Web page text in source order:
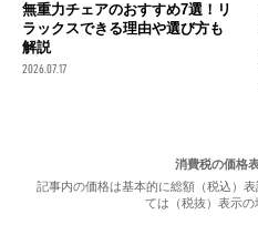
無重力チェアのおすすめ7選！リ
ラックスできる理由や選び方も
解説
2026.07.17
消費税の価格
記事内の価格は基本的に総額（税込）
ては（税抜）表示の